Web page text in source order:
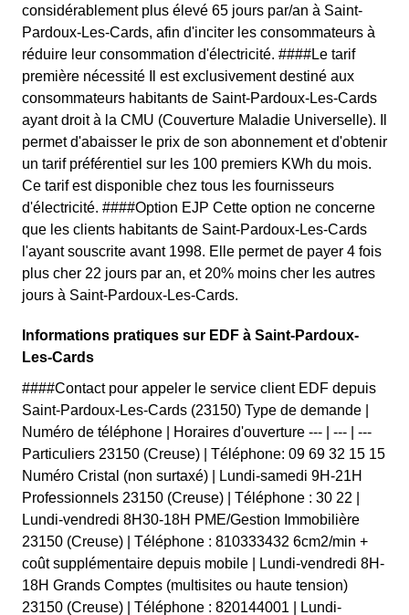
considérablement plus élevé 65 jours par/an à Saint-
Pardoux-Les-Cards, afin d'inciter les consommateurs à
réduire leur consommation d'électricité. ####Le tarif
première nécessité Il est exclusivement destiné aux
consommateurs habitants de Saint-Pardoux-Les-Cards
ayant droit à la CMU (Couverture Maladie Universelle). Il
permet d'abaisser le prix de son abonnement et d'obtenir
un tarif préférentiel sur les 100 premiers KWh du mois.
Ce tarif est disponible chez tous les fournisseurs
d'électricité. ####Option EJP Cette option ne concerne
que les clients habitants de Saint-Pardoux-Les-Cards
l'ayant souscrite avant 1998. Elle permet de payer 4 fois
plus cher 22 jours par an, et 20% moins cher les autres
jours à Saint-Pardoux-Les-Cards.
Informations pratiques sur EDF à Saint-Pardoux-
Les-Cards
####Contact pour appeler le service client EDF depuis
Saint-Pardoux-Les-Cards (23150) Type de demande |
Numéro de téléphone | Horaires d'ouverture --- | --- | ---
Particuliers 23150 (Creuse) | Téléphone: 09 69 32 15 15
Numéro Cristal (non surtaxé) | Lundi-samedi 9H-21H
Professionnels 23150 (Creuse) | Téléphone : 30 22 |
Lundi-vendredi 8H30-18H PME/Gestion Immobilière
23150 (Creuse) | Téléphone : 810333432 6cm2/min +
coût supplémentaire depuis mobile | Lundi-vendredi 8H-
18H Grands Comptes (multisites ou haute tension)
23150 (Creuse) | Téléphone : 820144001 | Lundi-